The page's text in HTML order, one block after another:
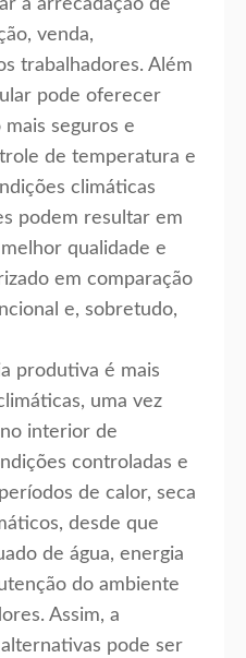
a arrecadação de
venda,
trabalhadores. Além
pode oferecer
seguros e
de temperatura e
climáticas
podem resultar em
qualidade e
em comparação
e, sobretudo,
produtiva é mais
uma vez
interior de
controladas e
de calor, seca
desde que
de água, energia
do ambiente
Assim, a
pode ser